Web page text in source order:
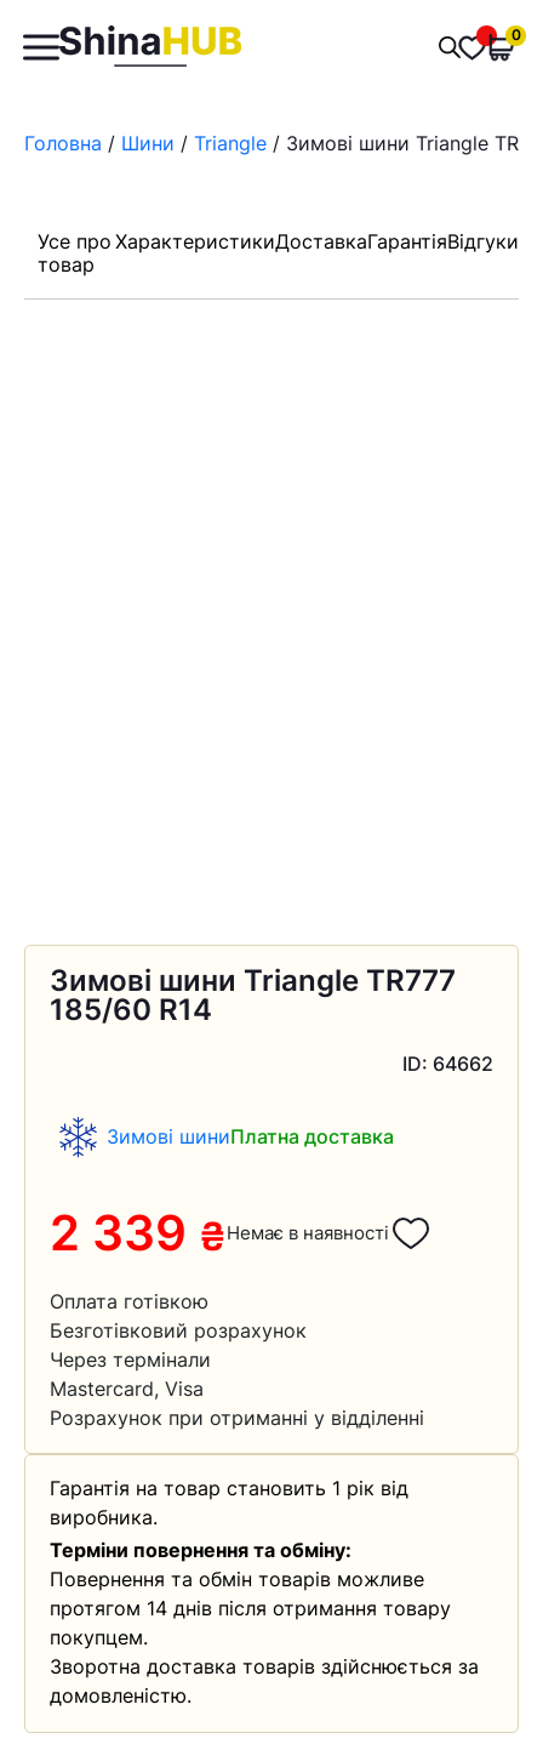
Пошук
товарів
0
Головна / Шини / Triangle / Зимові шини Triangle
Усе про
товар
ХарактеристикиДоставкаГарантіяВідгуки
Зимові шини Triangle TR777
185/60 R14
ID: 64662
Зимові шиниПлатна доставка
2 339 ₴Немає в наявності
Оплата готівкою
Безготівковий розрахунок
Через термінали
Mastercard, Visa
Розрахунок при отриманні у відділенні
Гарантія на товар становить 1 рік від
виробника.
Терміни повернення та обміну:
Повернення та обмін товарів можливе
протягом 14 днів після отримання товару
покупцем.
Зворотна доставка товарів здійснюється за
домовленістю.